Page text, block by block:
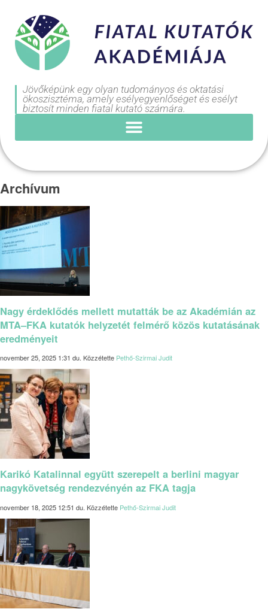
Jövőképünk egy olyan tudományos és oktatási
ökoszisztéma, amely esélyegyenlőséget és esélyt
biztosít minden fiatal kutató számára.
Archívum
Nagy érdeklődés mellett mutatták be az Akadémián az
MTA–FKA kutatók helyzetét felmérő közös kutatásának
eredményeit
november 25, 2025 1:31 du. Közzétette Pethő-Szirmai Judit
Karikó Katalinnal együtt szerepelt a berlini magyar
nagykövetség rendezvényén az FKA tagja
november 18, 2025 12:51 du. Közzétette Pethő-Szirmai Judit